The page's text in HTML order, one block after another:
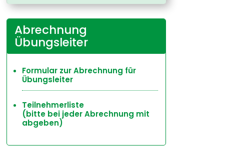
Abrechnung
Übungsleiter
Formular zur Abrechnung für
Übungsleiter
Teilnehmerliste
(bitte bei jeder Abrechnung mit
abgeben)